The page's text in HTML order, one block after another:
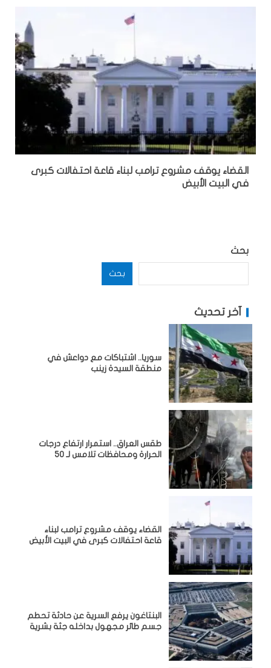
القضاء يوقف مشروع ترامب لبناء قاعة احتفالات كبرى
في البيت الأبيض
بحث
بحث
آخر تحديث
سوريا.. اشتباكات مع دواعش في
منطقة السيدة زينب
طقس العراق.. استمرار ارتفاع درجات
الحرارة ومحافظات تلامس لـ 50
القضاء يوقف مشروع ترامب لبناء
قاعة احتفالات كبرى في البيت الأبيض
البنتاغون يرفع السرية عن حادثة تحطم
جسم طائر مجهول بداخله جثة بشرية